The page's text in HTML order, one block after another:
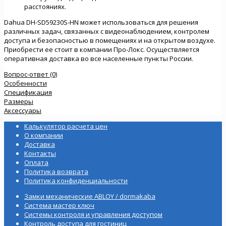
расстояниях.
Dahua DH-SD59230S-HN может использоваться для решения
различных задач, связанных с видеонаблюдением, контролем
доступа и безопасностью в помещениях и на открытом воздухе.
Приобрести ее стоит в компании Про-Локс. Осуществляется
оперативная доставка во все населенные пункты России.
Вопрос-ответ (0)
Особенности
Спецификация
Размеры
Аксессуары
Калькулятор расчета цен
О компании
Доставка
Контакты
Оплата
Политика возврата
Политика конфиденциальности
Замки механические ABLOY / dormakaba
Система мастер ключ
Системы контроля и управления доступом
Контроль доступа для гостиниц